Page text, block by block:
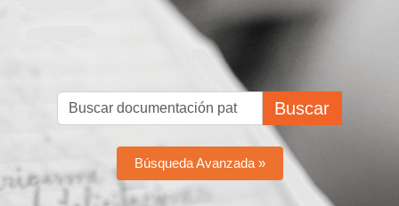
Buscar
Búsqueda Avanzada »